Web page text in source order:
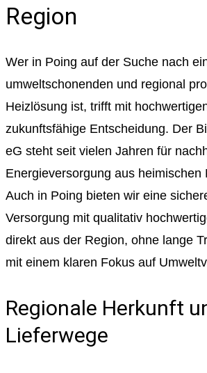
Region
Wer in Poing auf der Suche nach
umweltschonenden und regional
Heizlösung ist, trifft mit
zukunftsfähige Entscheidung. Der
eG steht seit vielen Jahren für
Energieversorgung aus heimischen
Auch in Poing bieten wir eine
Versorgung mit qualitativ
direkt aus der Region, ohne lange
mit einem klaren Fokus auf
Regionale Herkunft
Lieferwege